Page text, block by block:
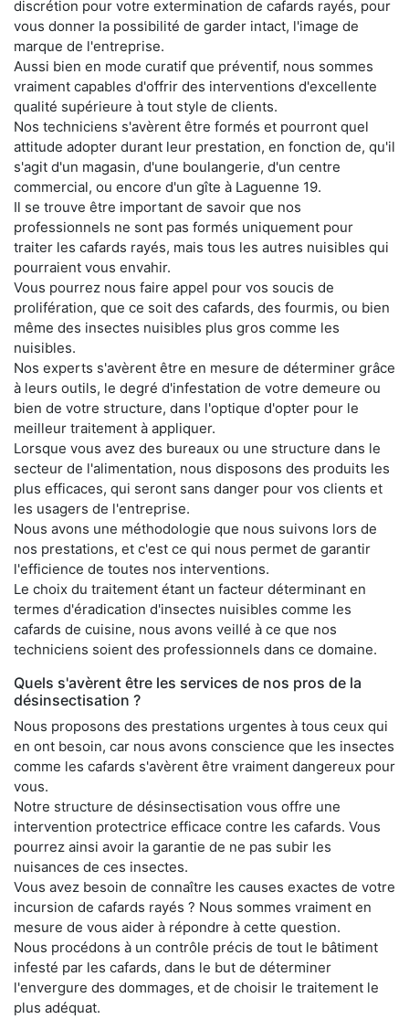
discrétion pour votre extermination de cafards rayés, pour
vous donner la possibilité de garder intact, l'image de
marque de l'entreprise.
Aussi bien en mode curatif que préventif, nous sommes
vraiment capables d'offrir des interventions d'excellente
qualité supérieure à tout style de clients.
Nos techniciens s'avèrent être formés et pourront quel
attitude adopter durant leur prestation, en fonction de, qu'il
s'agit d'un magasin, d'une boulangerie, d'un centre
commercial, ou encore d'un gîte à Laguenne 19.
Il se trouve être important de savoir que nos
professionnels ne sont pas formés uniquement pour
traiter les cafards rayés, mais tous les autres nuisibles qui
pourraient vous envahir.
Vous pourrez nous faire appel pour vos soucis de
prolifération, que ce soit des cafards, des fourmis, ou bien
même des insectes nuisibles plus gros comme les
nuisibles.
Nos experts s'avèrent être en mesure de déterminer grâce
à leurs outils, le degré d'infestation de votre demeure ou
bien de votre structure, dans l'optique d'opter pour le
meilleur traitement à appliquer.
Lorsque vous avez des bureaux ou une structure dans le
secteur de l'alimentation, nous disposons des produits les
plus efficaces, qui seront sans danger pour vos clients et
les usagers de l'entreprise.
Nous avons une méthodologie que nous suivons lors de
nos prestations, et c'est ce qui nous permet de garantir
l'efficience de toutes nos interventions.
Le choix du traitement étant un facteur déterminant en
termes d'éradication d'insectes nuisibles comme les
cafards de cuisine, nous avons veillé à ce que nos
techniciens soient des professionnels dans ce domaine.
Quels s'avèrent être les services de nos pros de la
désinsectisation ?
Nous proposons des prestations urgentes à tous ceux qui
en ont besoin, car nous avons conscience que les insectes
comme les cafards s'avèrent être vraiment dangereux pour
vous.
Notre structure de désinsectisation vous offre une
intervention protectrice efficace contre les cafards. Vous
pourrez ainsi avoir la garantie de ne pas subir les
nuisances de ces insectes.
Vous avez besoin de connaître les causes exactes de votre
incursion de cafards rayés ? Nous sommes vraiment en
mesure de vous aider à répondre à cette question.
Nous procédons à un contrôle précis de tout le bâtiment
infesté par les cafards, dans le but de déterminer
l'envergure des dommages, et de choisir le traitement le
plus adéquat.